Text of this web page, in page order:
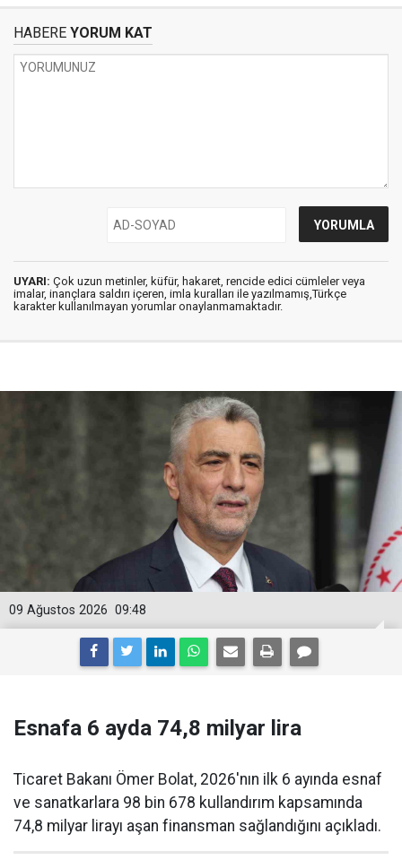
HABERE YORUM KAT
UYARI: Çok uzun metinler, küfür, hakaret, rencide edici cümleler veya
imalar, inançlara saldırı içeren, imla kuralları ile yazılmamış,Türkçe
karakter kullanılmayan yorumlar onaylanmamaktadır.
09:48
09 Ağustos 2026
Esnafa 6 ayda 74,8 milyar lira
Ticaret Bakanı Ömer Bolat, 2026'nın ilk 6 ayında esnaf
ve sanatkarlara 98 bin 678 kullandırım kapsamında
74,8 milyar lirayı aşan finansman sağlandığını açıkladı.